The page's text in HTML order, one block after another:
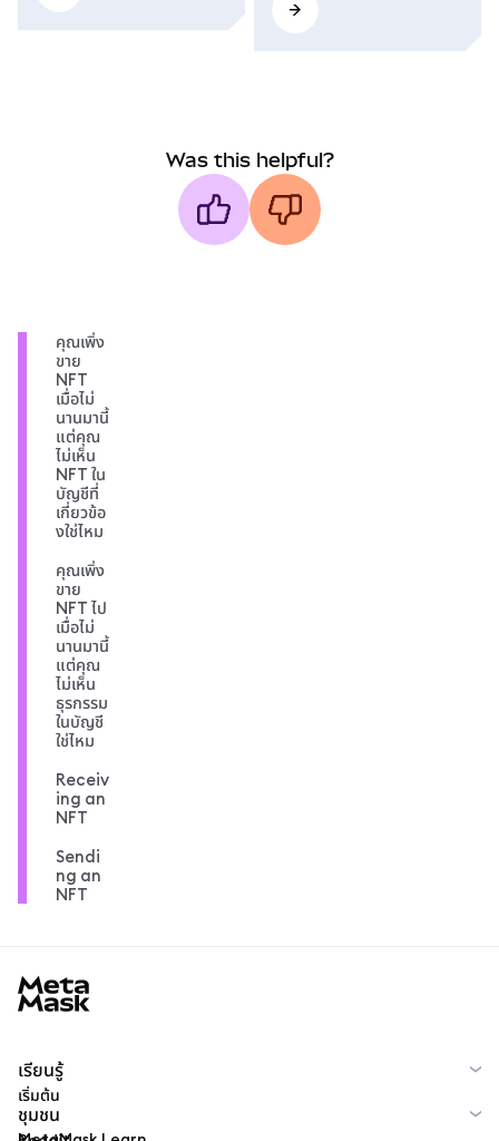
Was this helpful?
คุณเพิ่ง
ขาย
NFT
เมื่อไม่
นานมานี้
แต่คุณ
ไม่เห็น
NFT ใน
บัญชีที่
เกี่ยวข้อ
งใช่ไหม
คุณเพิ่ง
ขาย
NFT ไป
เมื่อไม่
นานมานี้
แต่คุณ
ไม่เห็น
ธุรกรรม
ในบัญชี
ใช่ไหม
Receiv
ing an
NFT
Sendi
ng an
NFT
เรียนรู้
เริ่มต้น
ชุมชน